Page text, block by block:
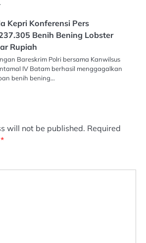
Kepri Konferensi Pers
Benih Bening Lobster
Rupiah
Bareskrim Polri bersama Kanwilsus
IV Batam berhasil menggagalkan
benih bening…
will not be published. Required
*